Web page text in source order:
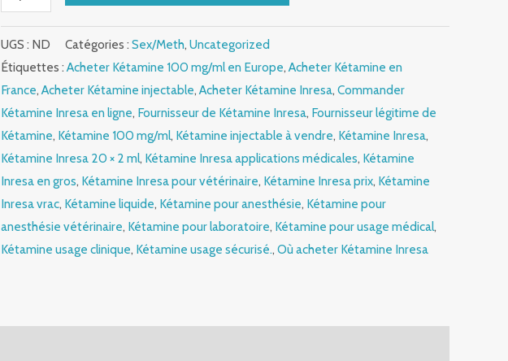
UGS : ND Catégories : Sex/Meth, Uncategorized
Étiquettes :Acheter Kétamine 100 mg/ml en Europe,Acheter Kétamine en
France,Acheter Kétamine injectable,Acheter Kétamine Inresa, Commander
Kétamine Inresa en ligne, Fournisseur de Kétamine Inresa, Fournisseur légitime de
Kétamine, Kétamine 100 mg/ml, Kétamine injectable à vendre, Kétamine Inresa,
Kétamine Inresa 20 × 2 ml, Kétamine Inresa applications médicales, Kétamine
Inresa en gros, Kétamine Inresa pour vétérinaire, Kétamine Inresa prix, Kétamine
Inresa vrac, Kétamine liquide, Kétamine pour anesthésie, Kétamine pour
anesthésie vétérinaire, Kétamine pour laboratoire, Kétamine pour usage médical,
Kétamine usage clinique, Kétamine usage sécurisé., Où acheter Kétamine Inresa